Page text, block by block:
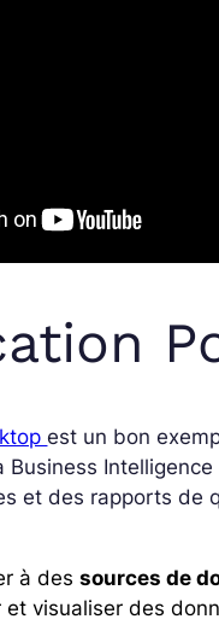
est un bon
Business
et des rapports de
à dessources de
visualiser des